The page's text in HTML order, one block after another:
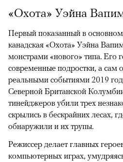
«Охота» Уэйна
Первый показанный в
канадская «Охота» Уэйна
монстрами «нового» типа.
современные подростки, а сам
реальными событиями 2019
Северной Британской
тинейджеров убили трех
скрылись в бескрайних лесах,
обнаружили и их трупы.
Режиссер делает главных
компьютерных играх,